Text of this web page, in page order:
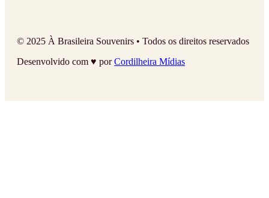
© 2025 À Brasileira Souvenirs • Todos os direitos reservados
Desenvolvido com ♥ porCordilheira Mídias